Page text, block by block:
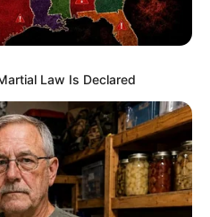
Law Is Declared